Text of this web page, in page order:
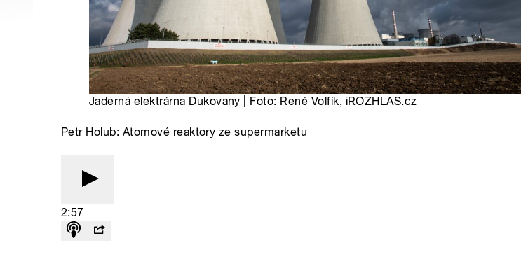
Jaderná elektrárna Dukovany | Foto: René Volfík, iROZHLAS.cz
Petr Holub: Atomové reaktory ze supermarketu
2:57